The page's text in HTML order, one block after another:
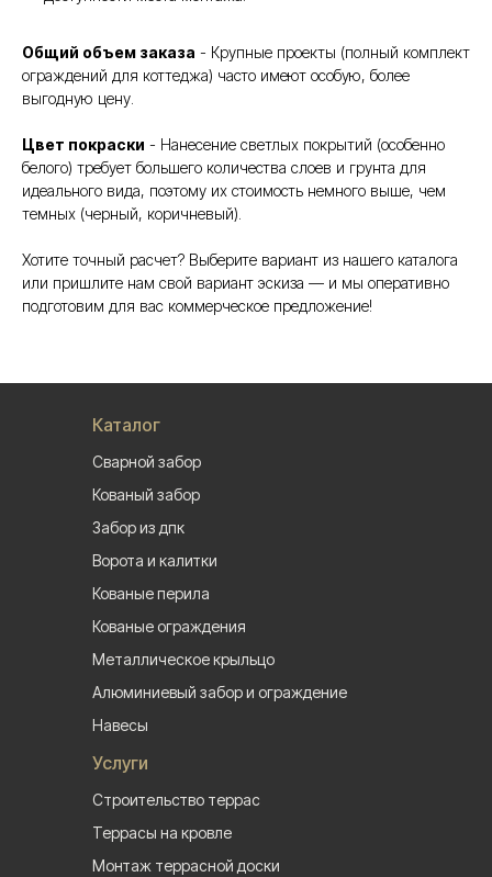
Общий объем заказа - Крупные проекты (полный комплект
ограждений для коттеджа) часто имеют особую, более
выгодную цену.
Цвет покраски - Нанесение светлых покрытий (особенно
белого) требует большего количества слоев и грунта для
идеального вида, поэтому их стоимость немного выше, чем
темных (черный, коричневый).
Хотите точный расчет? Выберите вариант из нашего каталога
или пришлите нам свой вариант эскиза — и мы оперативно
подготовим для вас коммерческое предложение!
Каталог
Сварной забор
Кованый забор
Забор из дпк
Ворота и калитки
Металлическое крыльцо
Навесы
Алюминиевый забор и ограждение
Кованые ограждения
Кованые перила
Строительство террас
Террасы на кровле
Монтаж террасной доски
Услуги